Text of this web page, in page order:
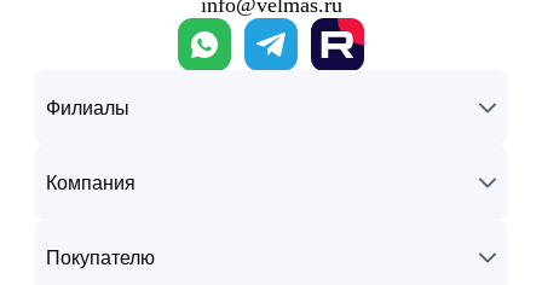
info@velmas.ru
Филиалы
Компания
Покупателю